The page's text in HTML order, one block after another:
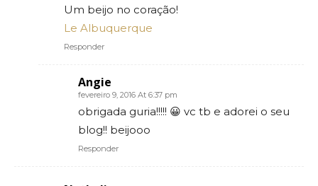
Um beijo no coração!
Le Albuquerque
Responder
Angie
fevereiro 9, 2016 At 6:37 pm
obrigada guria!!!!! 😀 vc tb e adorei o seu
blog!! beijooo
Responder